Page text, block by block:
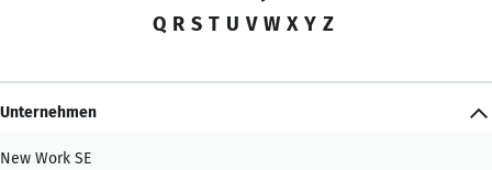
Q R S T U V W X Y Z
Unternehmen
New Work SE